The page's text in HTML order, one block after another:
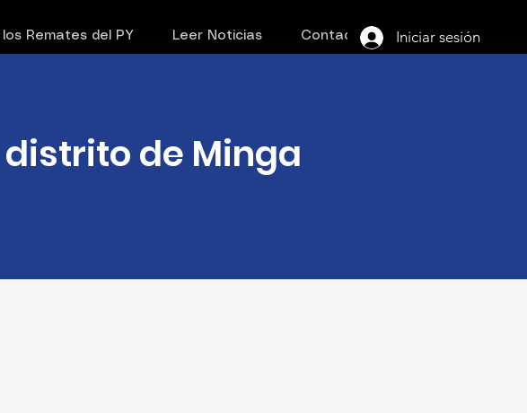
los Remates del PY Leer Noticias Contacto Iniciar sesión
de Minga